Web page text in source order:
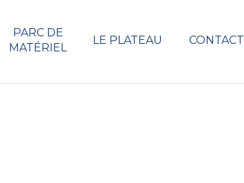
PARC DE
MATÉRIEL
LE PLATEAU CONTACT